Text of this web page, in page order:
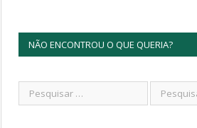
NÃO ENCONTROU O QUE QUERIA?